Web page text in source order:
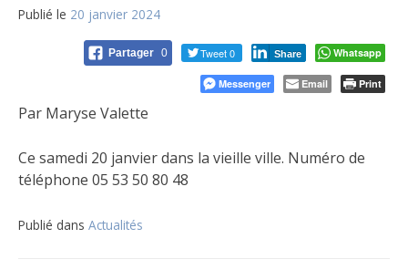
Publié le 20 janvier 2024
Partager 0 Tweet 0 Share Whatsapp
Messenger Email Print
Par Maryse Valette
Ce samedi 20 janvier dans la vieille ville. Numéro de
téléphone 05 53 50 80 48
Publié dans Actualités